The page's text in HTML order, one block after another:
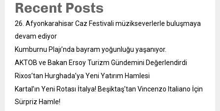
Recent Posts
26. Afyonkarahisar Caz Festivali müzikseverlerle buluşmaya
devam ediyor
Kumburnu Plajı’nda bayram yoğunluğu yaşanıyor.
AKTOB ve Bakan Ersoy Turizm Gündemini Değerlendirdi
Rixos’tan Hurghada’ya Yeni Yatırım Hamlesi
Kartal’ın Yeni Rotası İtalya! Beşiktaş’tan Vincenzo Italiano İçin
Sürpriz Hamle!